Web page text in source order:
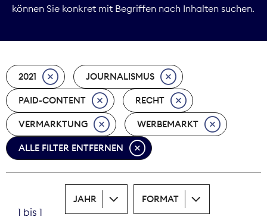
Marktdaten
Nachhaltigkeit
Nachwuchs
Nova Award
Print
können Sie konkret mit Begriffen nach Inhalten suchen.
2021 JOURNALISMUS
PAID-CONTENT RECHT
VERMARKTUNG WERBEMARKT
ALLE FILTER ENTFERNEN
1 bis 1
JAHR FORMAT